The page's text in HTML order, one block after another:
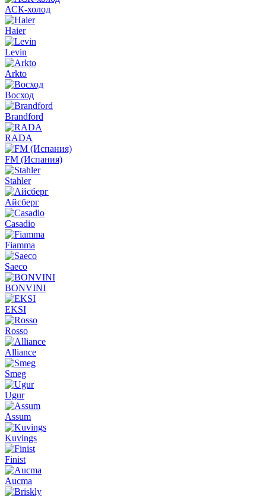
АСК-холод
Haier
Levin
Arkto
Восход
Brandford
RADA
FM (Испания)
Stahler
Айсберг
Casadio
Fiamma
Saeco
BONVINI
EKSI
Rosso
Alliance
Smeg
Ugur
Assum
Kuvings
Finist
Aucma